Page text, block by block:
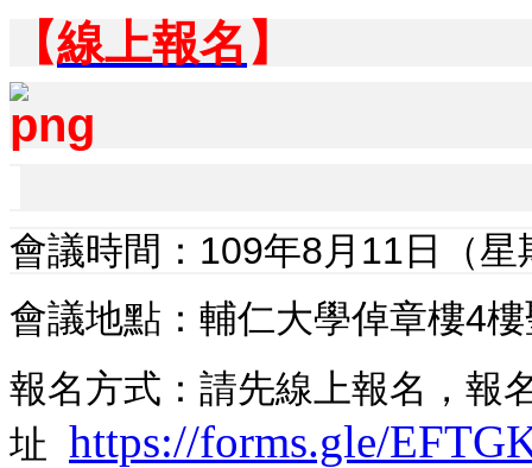
【線上報名 】
會議時間：109年8月11日（
會議地點：輔仁大學倬章樓4
報名方式：請先線上報名，報
址 https://forms.gle/